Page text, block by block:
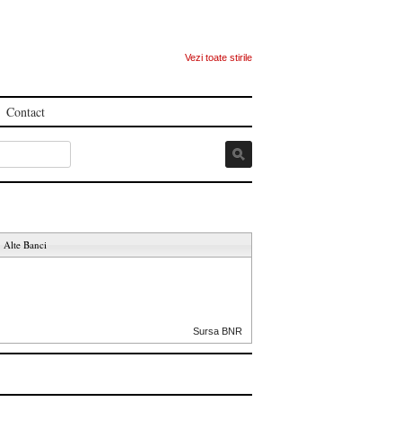
Vezi toate stirile
Contact
Alte Banci
Sursa BNR